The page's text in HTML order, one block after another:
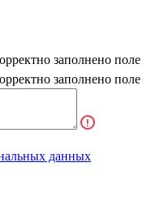
заполнено поле
заполнено поле
данных